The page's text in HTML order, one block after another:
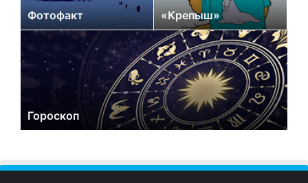
Фотофакт «Крепыш»
Гороскоп